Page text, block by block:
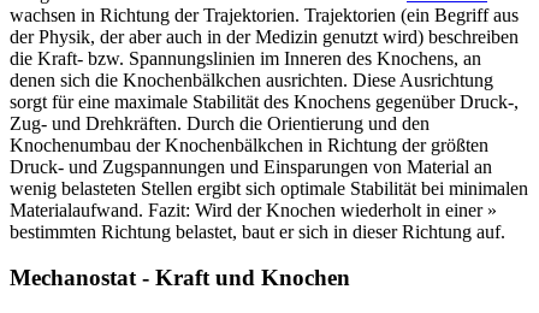
wachsen in Richtung der Trajektorien. Trajektorien (ein Begriff aus
der Physik, der aber auch in der Medizin genutzt wird) beschreiben
die Kraft- bzw. Spannungslinien im Inneren des Knochens, an
denen sich die Knochenbälkchen ausrichten. Diese Ausrichtung
sorgt für eine maximale Stabilität des Knochens gegenüber Druck-,
Zug- und Drehkräften. Durch die Orientierung und den
Knochenumbau der Knochenbälkchen in Richtung der größten
Druck- und Zugspannungen und Einsparungen von Material an
wenig belasteten Stellen ergibt sich optimale Stabilität bei minimalen
Materialaufwand. Fazit: Wird der Knochen wiederholt in einer »
bestimmten Richtung belastet, baut er sich in dieser Richtung auf.
Mechanostat - Kraft und Knochen